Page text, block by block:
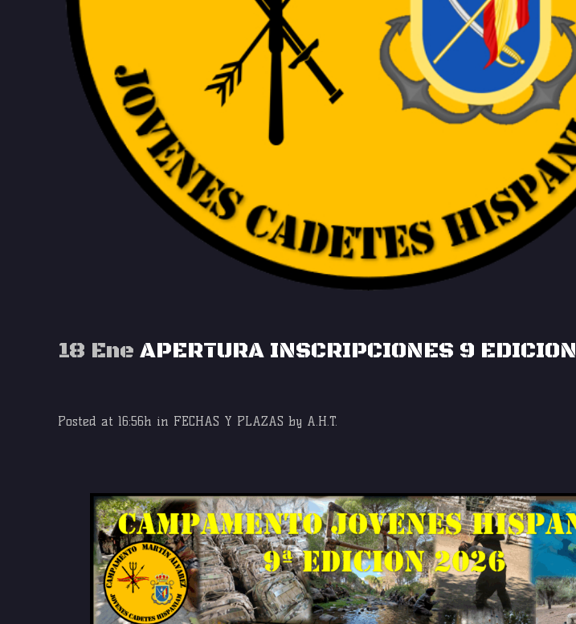
18 Ene APERTURA INSCRIPCIONES 9 EDICION
Posted at 16:56h in FECHAS Y PLAZAS by A.H.T.